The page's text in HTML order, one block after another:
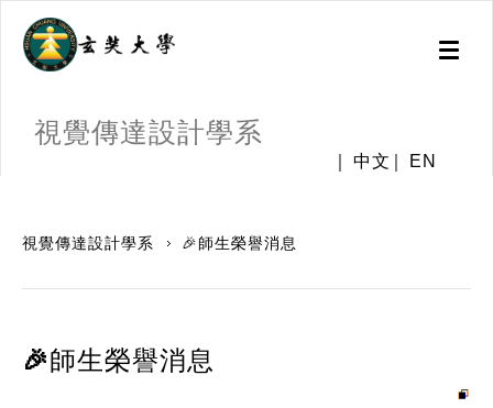
Toggle
視覺傳達設計學系
中文 EN
視覺傳達設計學系 🎉師生榮譽消息
🎉師生榮譽消息